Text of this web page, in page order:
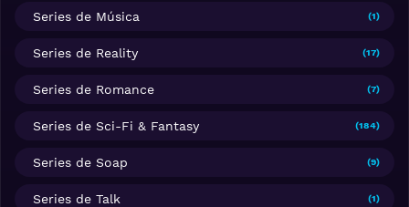
Series de Música (1)
Series de Reality (17)
Series de Romance (7)
Series de Sci-Fi & Fantasy (184)
Series de Soap (9)
Series de Talk (1)